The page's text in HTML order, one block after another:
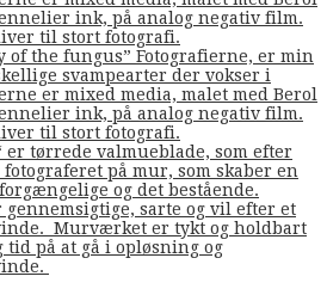
ink, på analog negativ film.
til stort fotografi.
of the fungus” Fotografierne, er min
svampearter der vokser i
er mixed media, malet med Berol
ink, på analog negativ film.
til stort fotografi.
er tørrede valmueblade, som efter
på mur, som skaber en
og det bestående.
gennemsigtige, sarte og vil efter et
Murværket er tykt og holdbart
tid på at gå i opløsning og